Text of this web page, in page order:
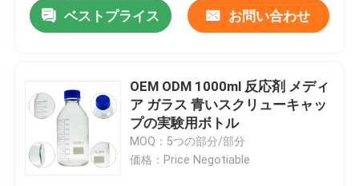
製品
ビデオ
ベストプライス お問い合わせ
OEM ODM 1000ml 反応剤 メディ
ア ガラス 青いスクリューキャッ
プの実験用ボトル
MOQ：5つの部分/部分
価格：Price Negotiable